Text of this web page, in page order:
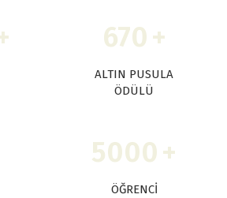
670+
ALTIN PUSULA
ÖDÜLÜ
5000+
ÖĞRENCI